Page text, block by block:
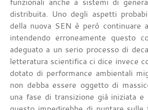
distribuita. Uno degli aspetti
della nuova SEN è però continuare
intendendo erroneamente questo
adeguato a un serio processo di
letteratura scientifica ci dice invece
dotato di performance ambientali
non debba essere oggetto di
una fase di transizione già iniziata e